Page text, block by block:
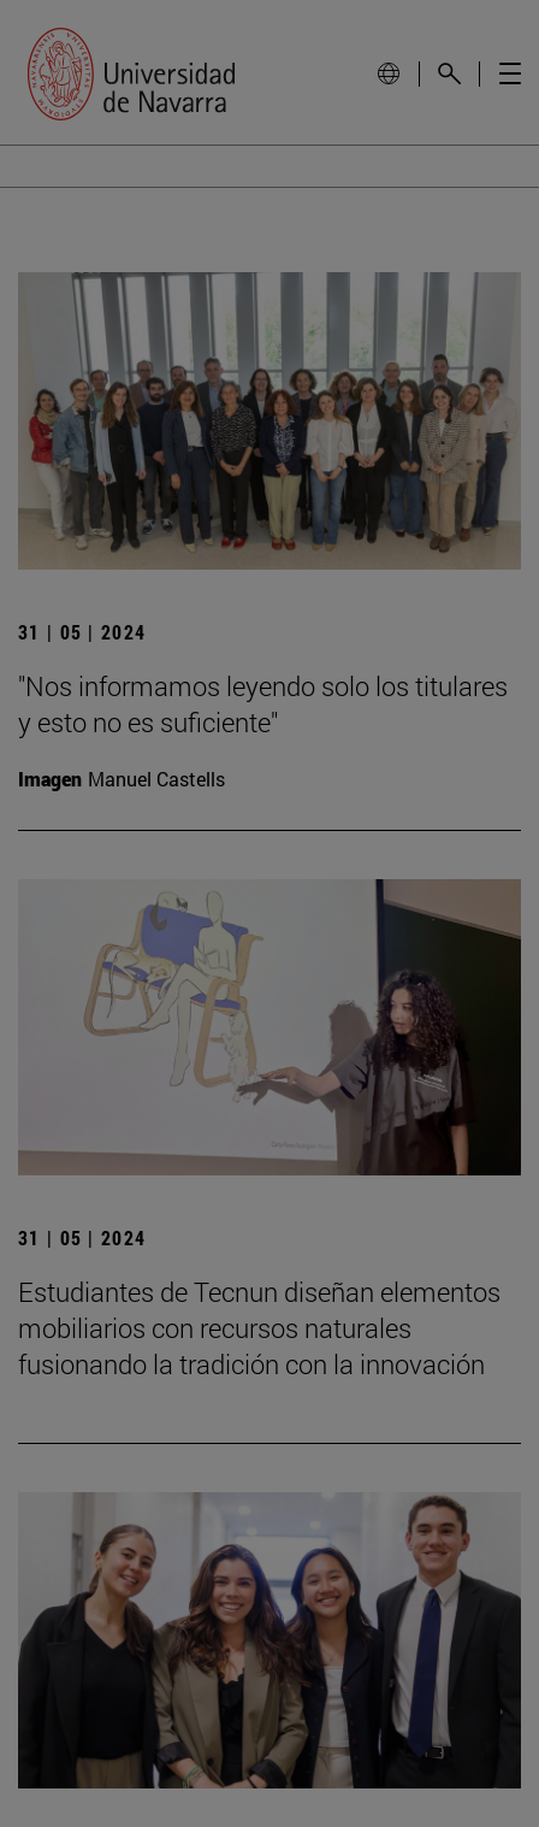
31 | 05 | 2024
"Nos informamos leyendo solo los titulares
y esto no es suficiente"
Imagen Manuel Castells
31 | 05 | 2024
Estudiantes de Tecnun diseñan elementos
mobiliarios con recursos naturales
fusionando la tradición con la innovación